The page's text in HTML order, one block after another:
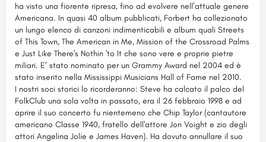
ha visto una fiorente ripresa, fino ad evolvere nell’attuale genere
Americana. In quasi 40 album pubblicati, Forbert ha collezionato
un lungo elenco di canzoni indimenticabili e album quali Streets
of This Town, The American in Me, Mission of the Crossroad Palms
e Just Like There's Nothin 'to It che sono vere e proprie pietre
miliari. E’ stato nominato per un Grammy Award nel 2004 ed è
stato inserito nella Mississippi Musicians Hall of Fame nel 2010.
I nostri soci storici lo ricorderanno: Steve ha calcato il palco del
FolkClub una sola volta in passato, era il 26 febbraio 1998 e ad
aprire il suo concerto fu nientemeno che Chip Taylor (cantautore
americano Classe 1940, fratello dell'attore Jon Voight e zio degli
attori Angelina Jolie e James Haven). Ha dovuto annullare il suo